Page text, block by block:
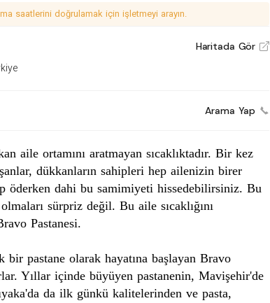
saatlerini doğrulamak için işletmeyi arayın.
Haritada Gör V
Arama Yap
aile ortamını aratmayan sıcaklıktadır. Bir kez
dükkanların sahipleri hep ailenizin birer
öderken dahi bu samimiyeti hissedebilirsiniz. Bu
sürpriz değil. Bu aile sıcaklığını
Pastanesi.
bir pastane olarak hayatına başlayan Bravo
Yıllar içinde büyüyen pastanenin, Mavişehir'de
da ilk günkü kalitelerinden ve pasta,